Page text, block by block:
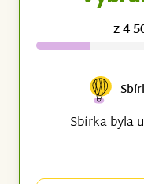
z 4
Sbírka byla